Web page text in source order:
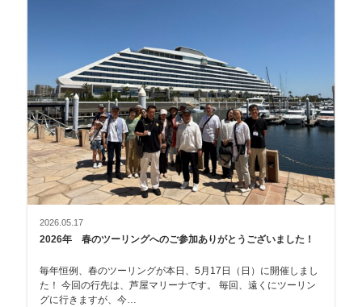
2026.05.17
2026年 春のツーリングへのご参加ありがとうございました！
毎年恒例、春のツーリングが本日、5月17日（日）に開催しまし
た！ 今回の行先は、芦屋マリーナです。 毎回、遠くにツーリン
グに行きますが、今…